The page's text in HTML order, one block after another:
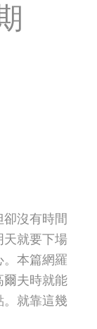
沒有時間
天就要下場
。本篇網羅
爾夫時就能
。就靠這幾